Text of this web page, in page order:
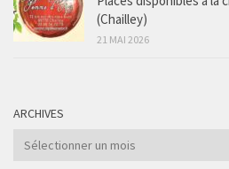
(Chailley)
21 MAI 2026
ARCHIVES
Archives